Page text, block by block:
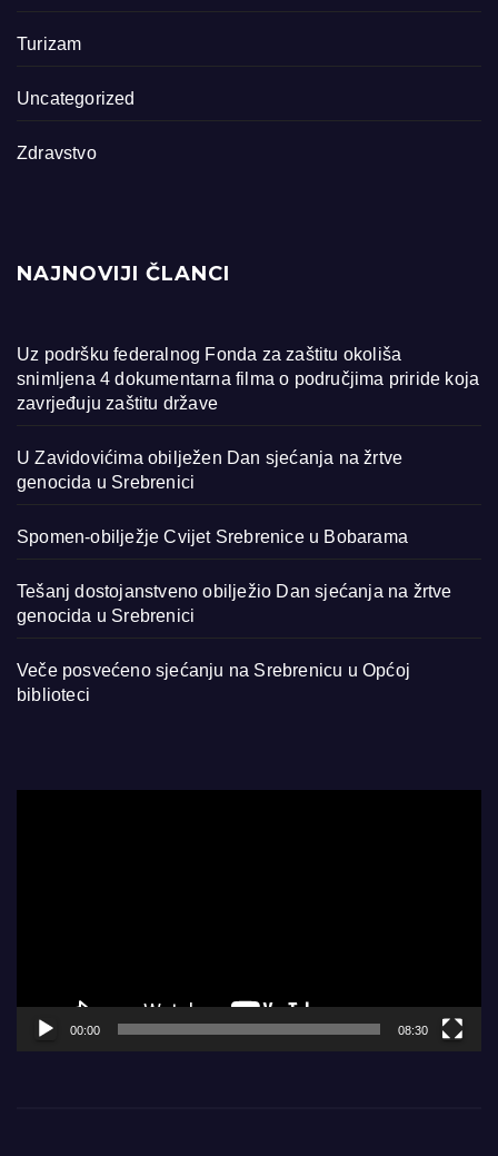
Turizam
Uncategorized
Zdravstvo
NAJNOVIJI ČLANCI
Uz podršku federalnog Fonda za zaštitu okoliša
snimljena 4 dokumentarna filma o područjima priride koja
zavrjeđuju zaštitu države
U Zavidovićima obilježen Dan sjećanja na žrtve
genocida u Srebrenici
Spomen-obilježje Cvijet Srebrenice u Bobarama
Tešanj dostojanstveno obilježio Dan sjećanja na žrtve
genocida u Srebrenici
Veče posvećeno sjećanju na Srebrenicu u Općoj
biblioteci
00:00 08:30